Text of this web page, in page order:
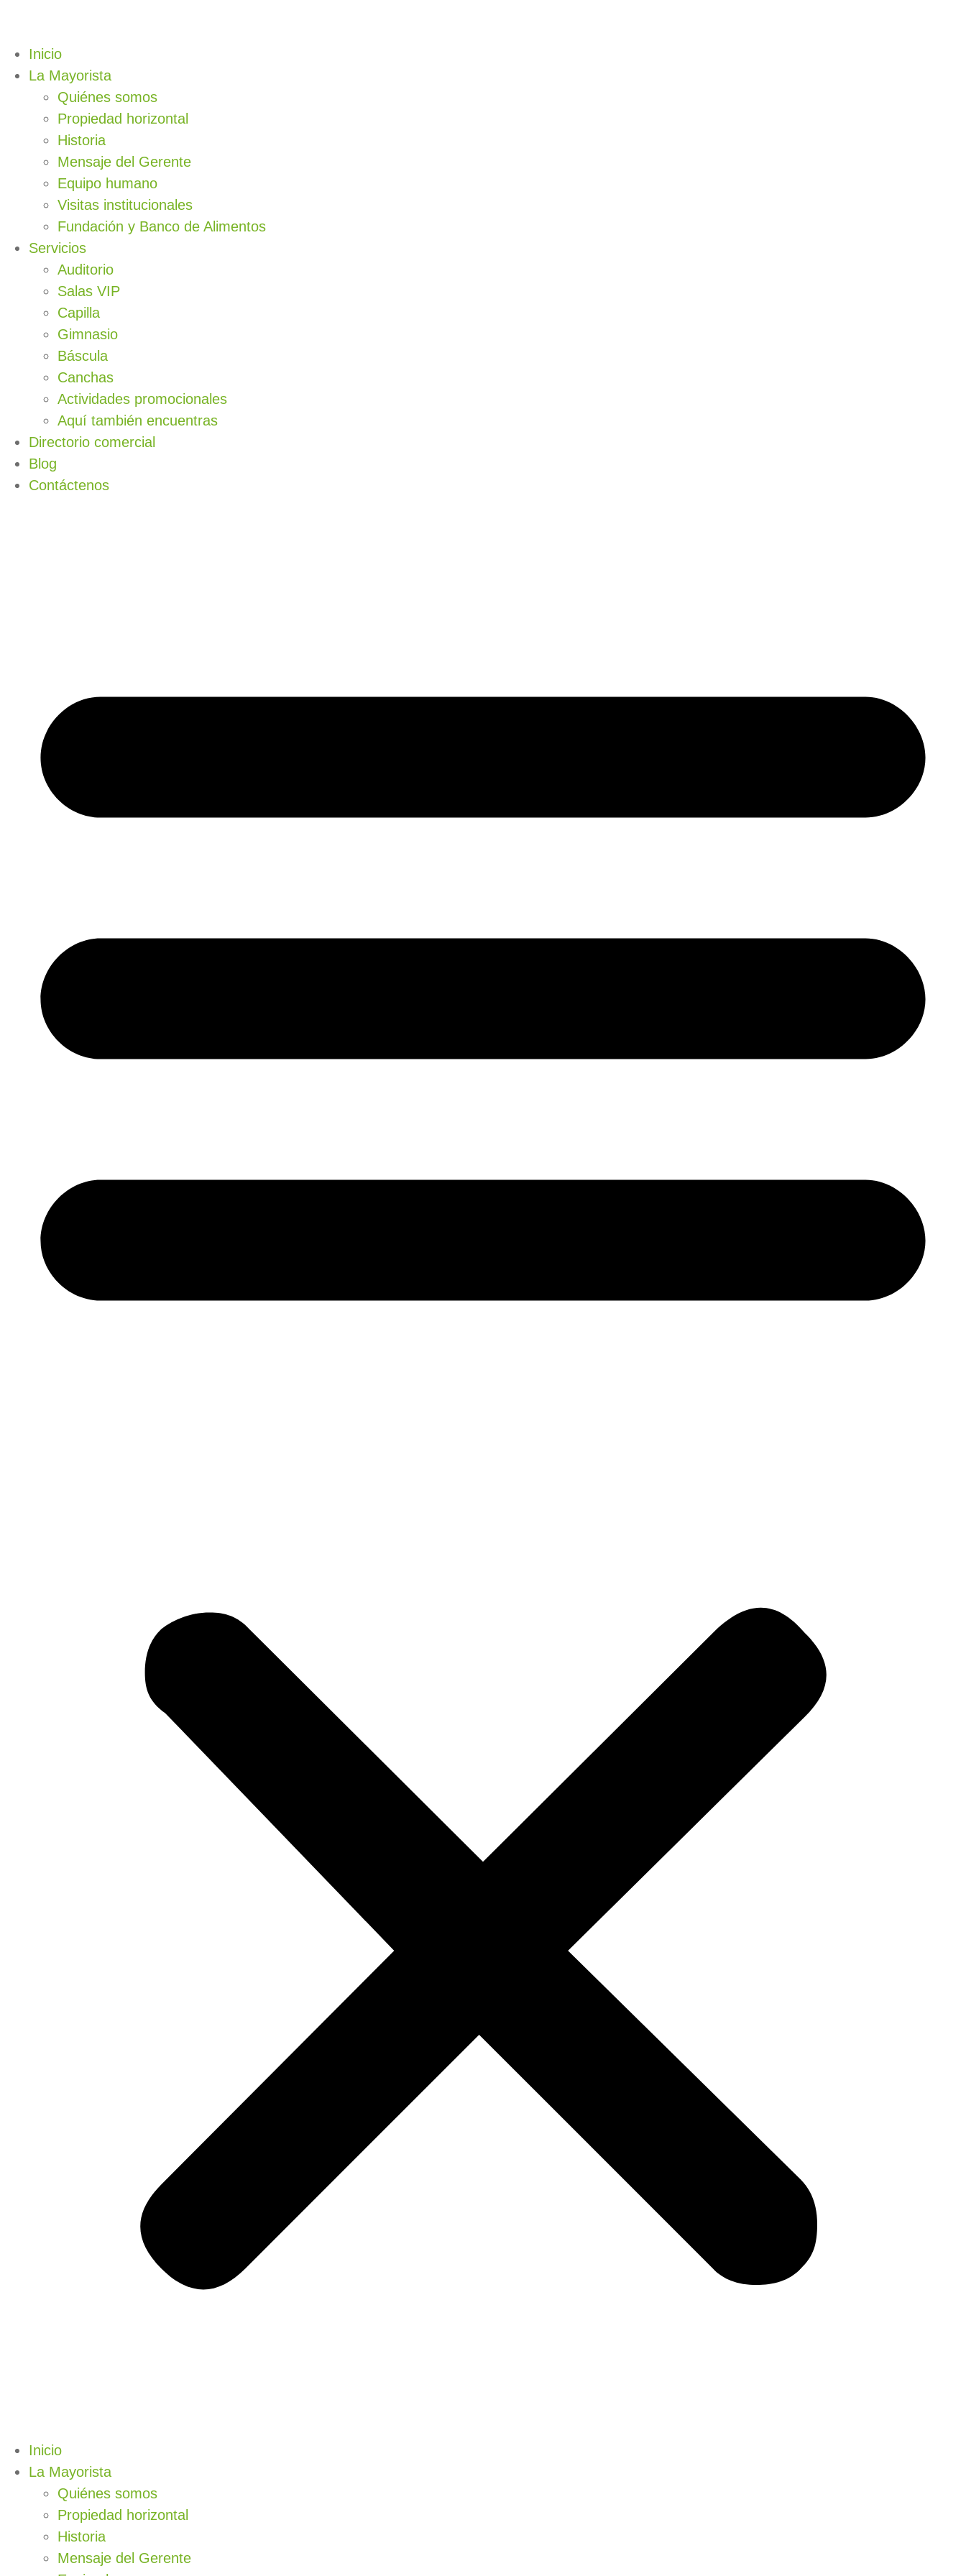
Inicio
La Mayorista
Quiénes somos
Propiedad horizontal
Historia
Mensaje del Gerente
Equipo humano
Visitas institucionales
Fundación y Banco de Alimentos
Servicios
Auditorio
Salas VIP
Capilla
Gimnasio
Báscula
Canchas
Actividades promocionales
Aquí también encuentras
Directorio comercial
Blog
Contáctenos
Inicio
La Mayorista
Quiénes somos
Propiedad horizontal
Historia
Mensaje del Gerente